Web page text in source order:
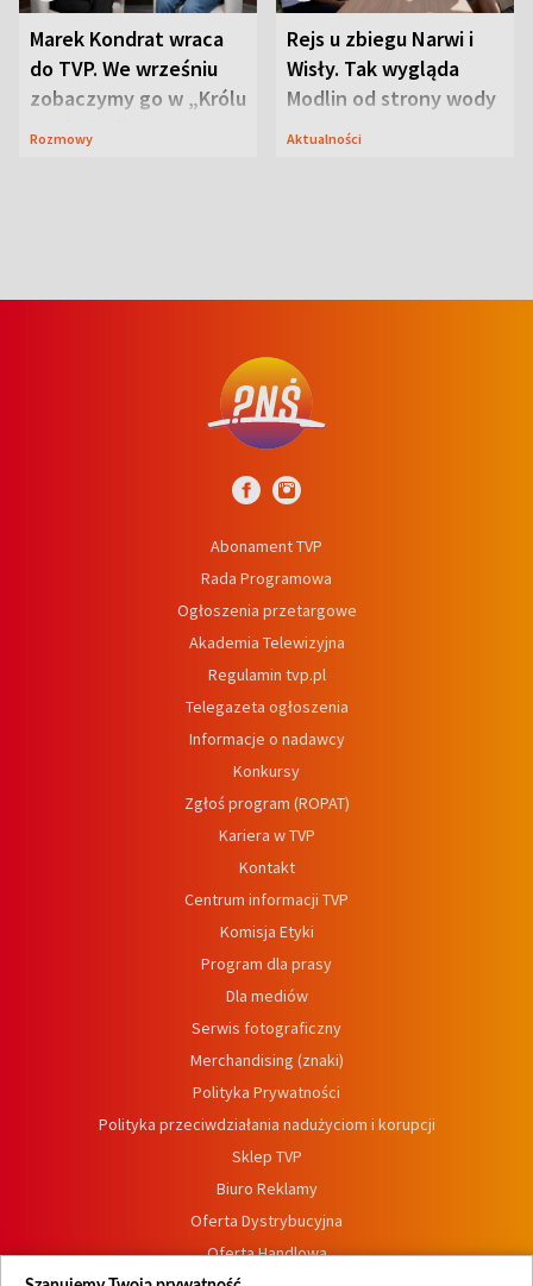
Marek Kondrat wraca
do TVP. We wrześniu
zobaczymy go w „Królu
Maciusiu I”
Rozmowy
Rejs u zbiegu Narwi i
Wisły. Tak wygląda
Modlin od strony wody
Aktualności
Abonament TVP
Rada Programowa
Ogłoszenia przetargowe
Akademia Telewizyjna
Regulamin tvp.pl
Telegazeta ogłoszenia
Informacje o nadawcy
Konkursy
Zgłoś program (ROPAT)
Kariera w TVP
Kontakt
Centrum informacji TVP
Komisja Etyki
Program dla prasy
Dla mediów
Serwis fotograficzny
Merchandising (znaki)
Polityka Prywatności
Polityka przeciwdziałania nadużyciom i korupcji
Sklep TVP
Biuro Reklamy
Oferta Dystrybucyjna
Oferta Handlowa